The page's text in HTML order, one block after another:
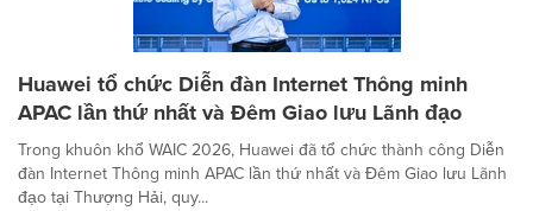
Huawei tổ chức Diễn đàn Internet Thông minh
APAC lần thứ nhất và Đêm Giao lưu Lãnh đạo
Trong khuôn khổ WAIC 2026, Huawei đã tổ chức thành công Diễn
đàn Internet Thông minh APAC lần thứ nhất và Đêm Giao lưu Lãnh
đạo tại Thượng Hải, quy...